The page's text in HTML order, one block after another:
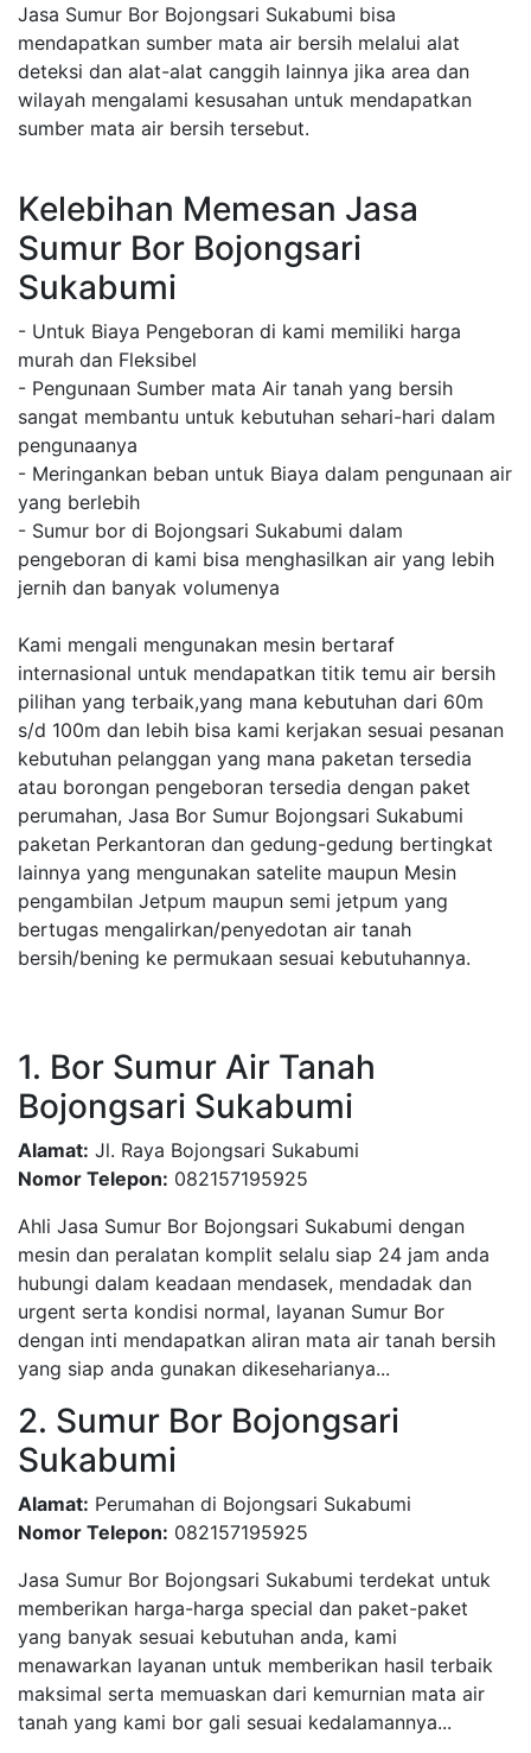
Jasa Sumur Bor Bojongsari Sukabumi bisa
mendapatkan sumber mata air bersih melalui alat
deteksi dan alat-alat canggih lainnya jika area dan
wilayah mengalami kesusahan untuk mendapatkan
sumber mata air bersih tersebut.
Kelebihan Memesan Jasa
Sumur Bor Bojongsari
Sukabumi
- Untuk Biaya Pengeboran di kami memiliki harga
murah dan Fleksibel
- Pengunaan Sumber mata Air tanah yang bersih
sangat membantu untuk kebutuhan sehari-hari dalam
pengunaanya
- Meringankan beban untuk Biaya dalam pengunaan air
yang berlebih
- Sumur bor di Bojongsari Sukabumi dalam
pengeboran di kami bisa menghasilkan air yang lebih
jernih dan banyak volumenya
Kami mengali mengunakan mesin bertaraf
internasional untuk mendapatkan titik temu air bersih
pilihan yang terbaik,yang mana kebutuhan dari 60m
s/d 100m dan lebih bisa kami kerjakan sesuai pesanan
kebutuhan pelanggan yang mana paketan tersedia
atau borongan pengeboran tersedia dengan paket
perumahan, Jasa Bor Sumur Bojongsari Sukabumi
paketan Perkantoran dan gedung-gedung bertingkat
lainnya yang mengunakan satelite maupun Mesin
pengambilan Jetpum maupun semi jetpum yang
bertugas mengalirkan/penyedotan air tanah
bersih/bening ke permukaan sesuai kebutuhannya.
1. Bor Sumur Air Tanah
Bojongsari Sukabumi
Alamat: Jl. Raya Bojongsari Sukabumi
Nomor Telepon: 082157195925
Ahli Jasa Sumur Bor Bojongsari Sukabumi dengan
mesin dan peralatan komplit selalu siap 24 jam anda
hubungi dalam keadaan mendasek, mendadak dan
urgent serta kondisi normal, layanan Sumur Bor
dengan inti mendapatkan aliran mata air tanah bersih
yang siap anda gunakan dikeseharianya...
2. Sumur Bor Bojongsari
Sukabumi
Alamat: Perumahan di Bojongsari Sukabumi
Nomor Telepon: 082157195925
Jasa Sumur Bor Bojongsari Sukabumi terdekat untuk
memberikan harga-harga special dan paket-paket
yang banyak sesuai kebutuhan anda, kami
menawarkan layanan untuk memberikan hasil terbaik
maksimal serta memuaskan dari kemurnian mata air
tanah yang kami bor gali sesuai kedalamannya...